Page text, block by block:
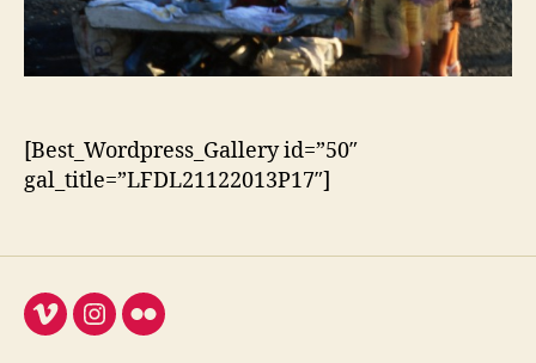
[Best_Wordpress_Gallery id=”50″
gal_title=”LFDL21122013P17″]
VimeoInstagram
Flickr